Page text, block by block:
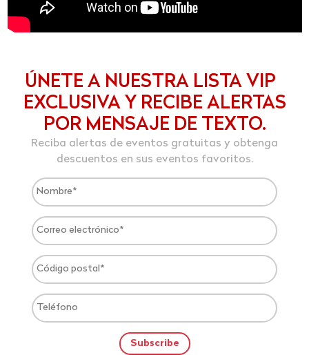
ÚNETE A NUESTRA LISTA VIP
EXCLUSIVA Y RECIBE ALERTAS
POR MENSAJE DE TEXTO.
Reciba alertas de eventos gratuitas y obtenga
descuentos en sus eventos favoritos.